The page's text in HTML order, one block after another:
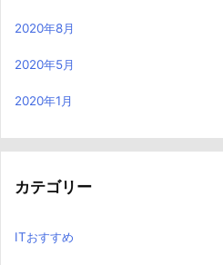
2020年8月
2020年5月
2020年1月
カテゴリー
ITおすすめ